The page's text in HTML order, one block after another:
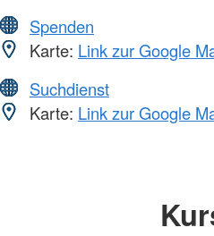
Spenden
Karte: Link zur Google
Suchdienst
Karte: Link zur Google